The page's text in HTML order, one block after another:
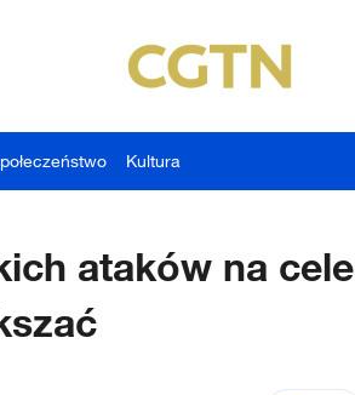
Kultura
ataków na cele